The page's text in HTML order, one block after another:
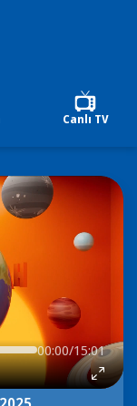
Canlı TV
00:00/15:01